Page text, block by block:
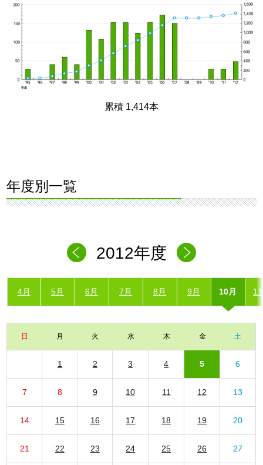
累積 1,414本
年度別一覧
2012年度
4月 5月 6月 7月 8月 9月 10月
日 月 火 水 木 金 土
1 2 3 4 5 6
7 8 9 10 11 12 13
14 15 16 17 18 19 20
21 22 23 24 25 26 27